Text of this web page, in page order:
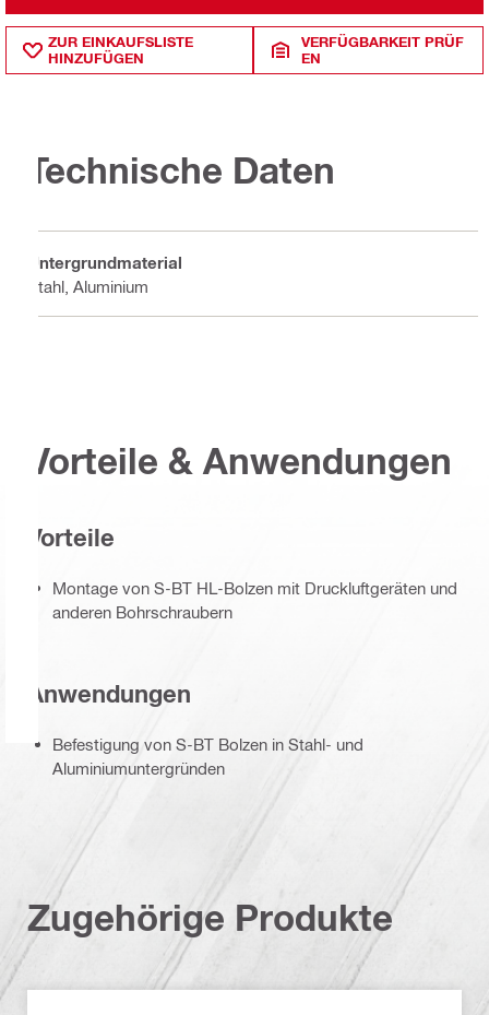
ZUR EINKAUFSLISTE
HINZUFÜGEN
VERFÜGBARKEIT PRÜF
EN
Technische Daten
Untergrundmaterial
Stahl, Aluminium
Vorteile & Anwendungen
Vorteile
Montage von S-BT HL-Bolzen mit Druckluftgeräten und
anderen Bohrschraubern
Anwendungen
Befestigung von S-BT Bolzen in Stahl- und
Aluminiumuntergründen
Zugehörige Produkte